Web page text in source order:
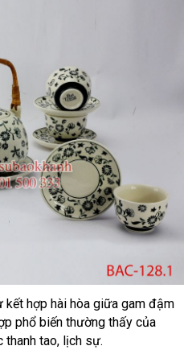
hợp hài hòa giữa gam đậm
phổ biến thường thấy của
thanh tao, lịch sự.